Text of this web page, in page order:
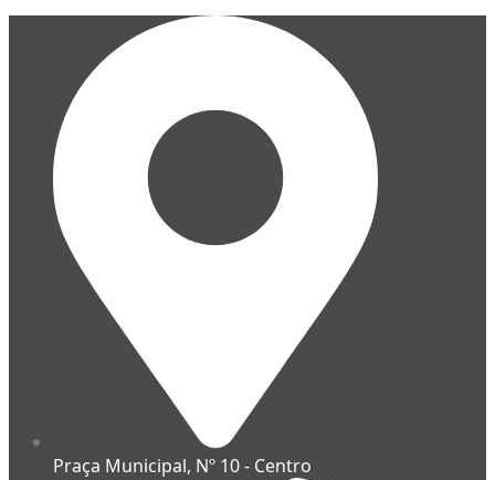
Praça Municipal, Nº 10 - Centro